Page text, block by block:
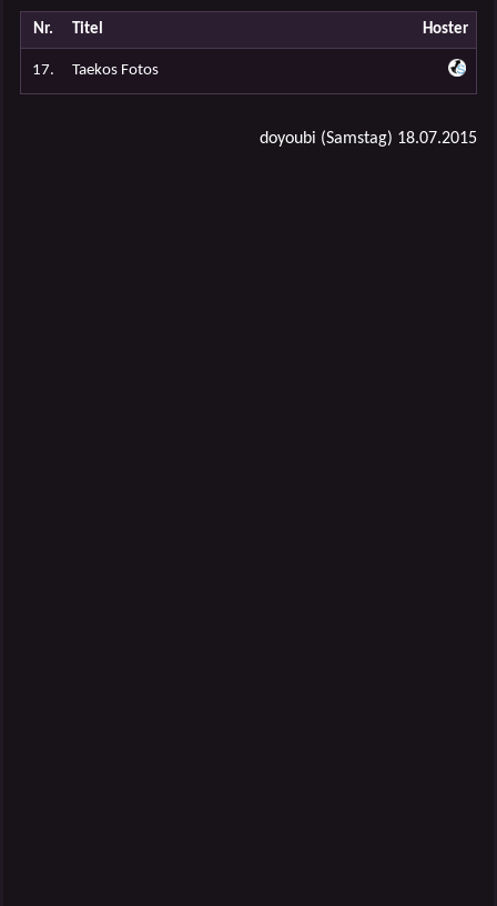
Nr. Titel Hoster
17. Taekos Fotos
doyoubi (Samstag) 18.07.2015